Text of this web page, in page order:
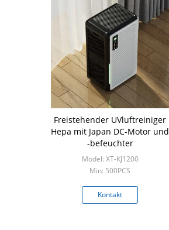
Freistehender UVluftreiniger
Hepa mit Japan DC-Motor und
-befeuchter
Model: XT-KJ1200
Min: 500PCS
Kontakt